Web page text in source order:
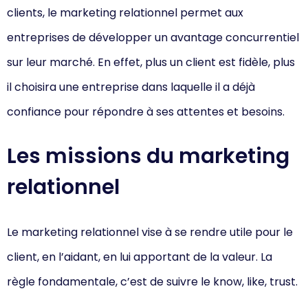
clients, le marketing relationnel permet aux
entreprises de développer un avantage concurrentiel
sur leur marché. En effet, plus un client est fidèle, plus
il choisira une entreprise dans laquelle il a déjà
confiance pour répondre à ses attentes et besoins.
Les missions du marketing
relationnel
Le marketing relationnel vise à se rendre utile pour le
client, en l’aidant, en lui apportant de la valeur. La
règle fondamentale, c’est de suivre le know, like, trust.